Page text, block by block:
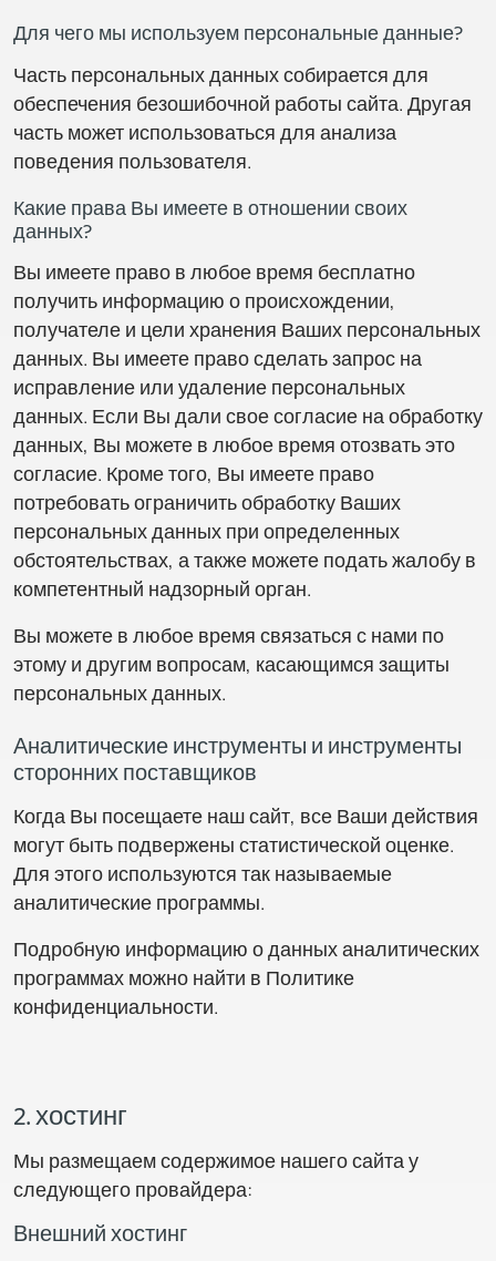
Для чего мы используем персональные данные?
Часть персональных данных собирается для
обеспечения безошибочной работы сайта. Другая
часть может использоваться для анализа
поведения пользователя.
Какие права Вы имеете в отношении своих
данных?
Вы имеете право в любое время бесплатно
получить информацию о происхождении,
получателе и цели хранения Ваших персональных
данных. Вы имеете право сделать запрос на
исправление или удаление персональных
данных. Если Вы дали свое согласие на обработку
данных, Вы можете в любое время отозвать это
согласие. Кроме того, Вы имеете право
потребовать ограничить обработку Ваших
персональных данных при определенных
обстоятельствах, а также можете подать жалобу в
компетентный надзорный орган.
Вы можете в любое время связаться с нами по
этому и другим вопросам, касающимся защиты
персональных данных.
Аналитические инструменты и инструменты
сторонних поставщиков
Когда Вы посещаете наш сайт, все Ваши действия
могут быть подвержены статистической оценке.
Для этого используются так называемые
аналитические программы.
Подробную информацию о данных аналитических
программах можно найти в Политике
конфиденциальности.
2. хостинг
Мы размещаем содержимое нашего сайта у
следующего провайдера:
Внешний хостинг